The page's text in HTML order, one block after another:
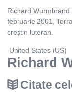
Richard
februarie 2001,
creștin luteran.
United States (US)
Richard
Citate